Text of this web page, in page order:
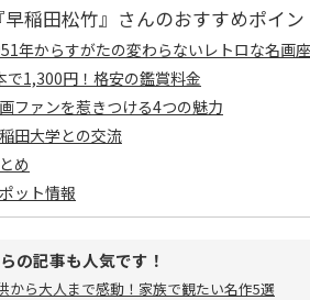
早稲田松竹』さんのおすすめポイ
年からすがたの変わらないレトロな名画座
で1,300円！格安の鑑賞料金
ファンを惹きつける4つの魅力
田大学との交流
め
ット情報
の記事も人気です！
から大人まで感動！家族で観たい名作5選